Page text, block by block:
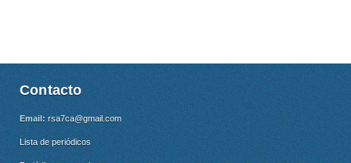
Contacto
Email: rsa7ca@gmail.com
Lista de periódicos